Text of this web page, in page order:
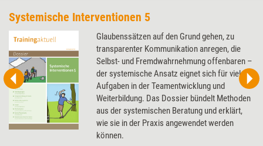
Systemische Interventionen 5
Glaubenssätzen auf den Grund gehen, zu
transparenter Kommunikation anregen, die
Selbst- und Fremdwahrnehmung offenbaren –
der systemische Ansatz eignet sich für viele
Aufgaben in der Teamentwicklung und
Weiterbildung. Das Dossier bündelt Methoden
aus der systemischen Beratung und erklärt,
wie sie in der Praxis angewendet werden
können.